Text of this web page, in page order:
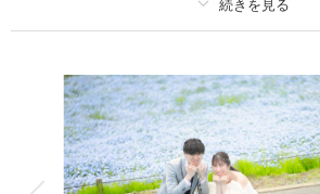
撮影料 新婦衣装1着
着付け ヘアメイク
アルバム データ 80 カット
衣装追加 会食